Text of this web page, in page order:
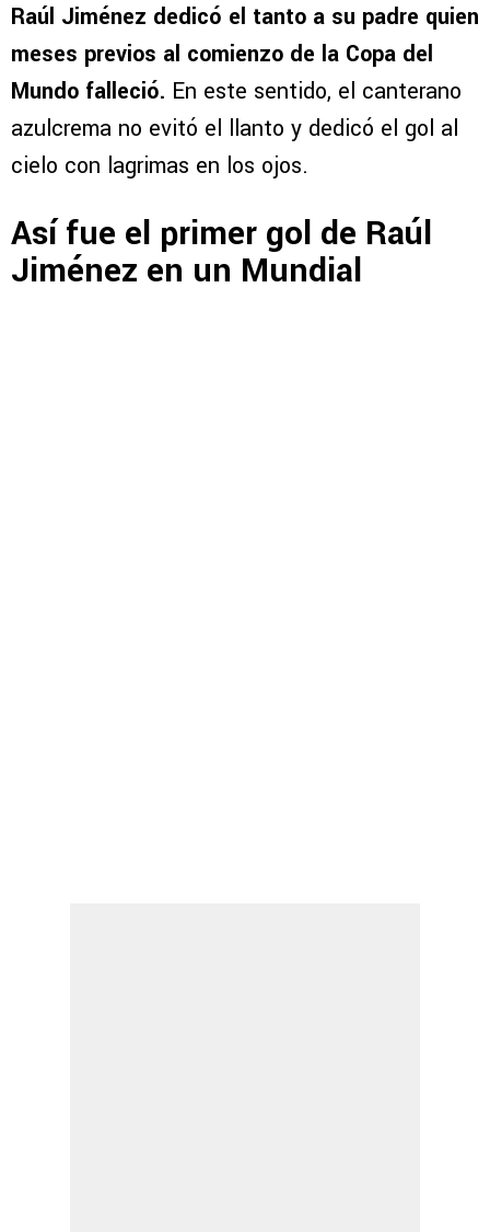
Raúl Jiménez dedicó el tanto a su padre quien
meses previos al comienzo de la Copa del
Mundo falleció. En este sentido, el canterano
azulcrema no evitó el llanto y dedicó el gol al
cielo con lagrimas en los ojos.
Así fue el primer gol de Raúl
Jiménez en un Mundial